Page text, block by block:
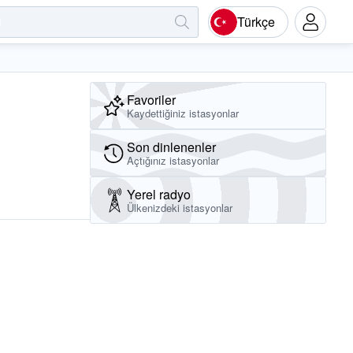
Türkçe
Favoriler
Kaydettiğiniz istasyonlar
Son dinlenenler
Açtığınız istasyonlar
Yerel radyo
Ülkenizdeki istasyonlar